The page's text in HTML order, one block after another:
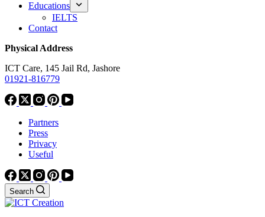
Educations
IELTS
Contact
Physical Address
ICT Care, 145 Jail Rd, Jashore
01921-816779
Partners
Press
Privacy
Useful
Search